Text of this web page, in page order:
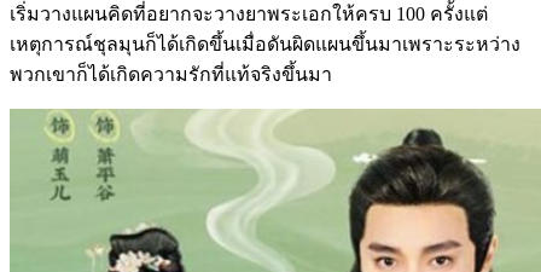
เริ่มวางแผนคิดที่อยากจะวางยาพระเอกให้ครบ 100 ครั้งแต่
เหตุการณ์ชุลมุนก็ได้เกิดขึ้นเมื่อดันผิดแผนขึ้นมาเพราะระหว่าง
พวกเขาก็ได้เกิดความรักที่แท้จริงขึ้นมา